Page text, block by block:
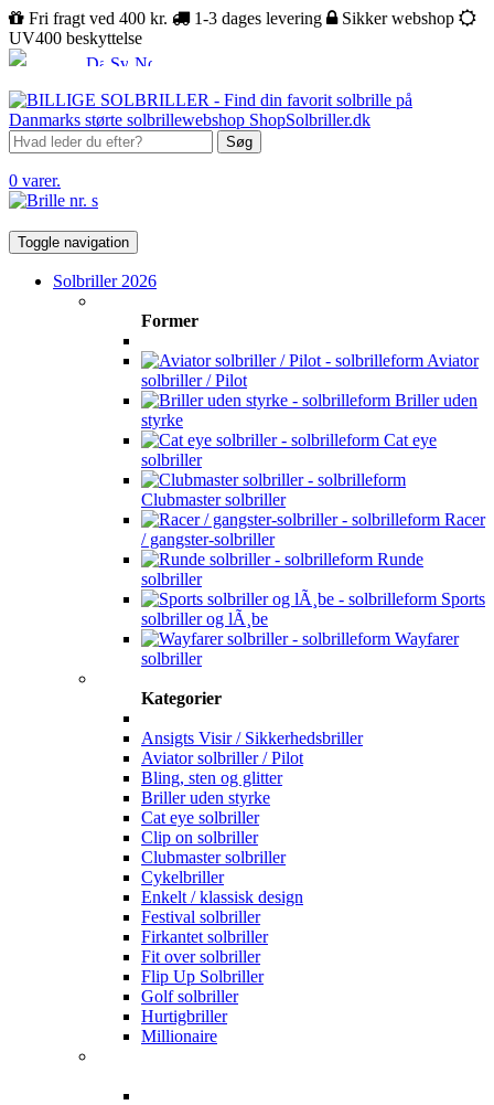
Fri fragt ved 400 kr. 1-3 dages levering
Sikker webshop
UV400 beskyttelse
Søg
0 varer.
Toggle navigation
Solbriller 2026
Former
Aviator
solbriller / Pilot
Briller uden
styrke
Cat eye
solbriller
Clubmaster solbriller
Racer
/ gangster-solbriller
Runde
solbriller
Sports
solbriller og lÃ¸be
Wayfarer
solbriller
Kategorier
Ansigts Visir / Sikkerhedsbriller
Aviator solbriller / Pilot
Bling, sten og glitter
Briller uden styrke
Cat eye solbriller
Clip on solbriller
Clubmaster solbriller
Cykelbriller
Enkelt / klassisk design
Festival solbriller
Firkantet solbriller
Fit over solbriller
Flip Up Solbriller
Golf solbriller
Hurtigbriller
Millionaire